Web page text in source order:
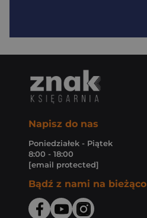
Napisz do nas
Poniedziałek - Piątek
8:00 - 18:00
[email protected]
Bądź z nami na bieżąco